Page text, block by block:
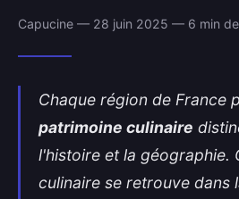
Capucine — 28 juin 2025 — 6 min
Chaque région de France
patrimoine culinaire
l'histoire et la géographie.
culinaire se retrouve dans